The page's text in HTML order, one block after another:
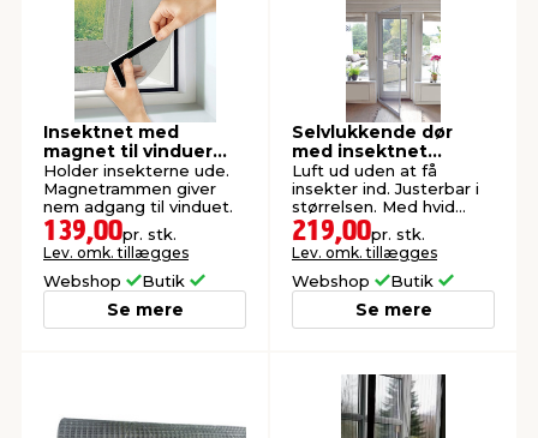
& ukrudt
& standere
& syltning
Insektnet med
magnet til vinduer
150 x 130 cm
Holder insekterne ude.
Magnetrammen giver
nem adgang til vinduet.
139,00pr. stk.
Lev. omk. tillægges
Webshop Butik
Se mere
Selvlukkende dør
med insektnet
210x100 cm
Luft ud uden at få
insekter ind. Justerbar i
størrelsen. Med hvid
aluramme.
219,00pr. stk.
Lev. omk. tillægges
Webshop Butik
Se mere